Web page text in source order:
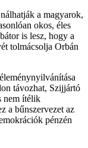
a magyarok,
okos, éles
is lesz, hogy a
tolmácsolja Orbán
távozhat, Szijjártó
nem ítélik
a bűnszervezet az
pénzén